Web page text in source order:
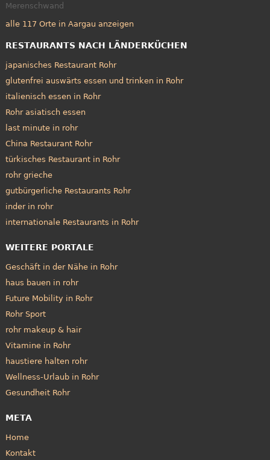
Merenschwand
alle 117 Orte in Aargau anzeigen
RESTAURANTS NACH LÄNDERKÜCHEN
japanisches Restaurant Rohr
glutenfrei auswärts essen und trinken in Rohr
italienisch essen in Rohr
Rohr asiatisch essen
last minute in rohr
China Restaurant Rohr
türkisches Restaurant in Rohr
rohr grieche
gutbürgerliche Restaurants Rohr
inder in rohr
internationale Restaurants in Rohr
WEITERE PORTALE
Geschäft in der Nähe in Rohr
haus bauen in rohr
Future Mobility in Rohr
Rohr Sport
rohr makeup & hair
Vitamine in Rohr
haustiere halten rohr
Wellness-Urlaub in Rohr
Gesundheit Rohr
META
Home
Kontakt